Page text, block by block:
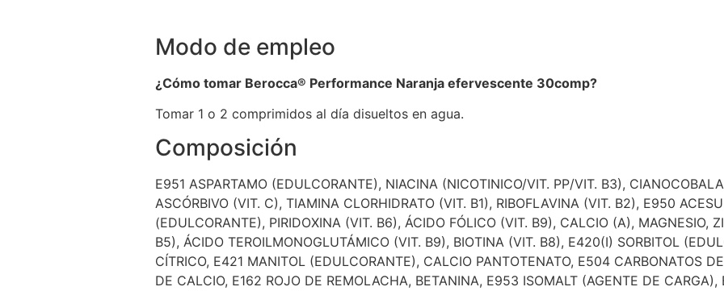
Modo de empleo
¿Cómo tomar Berocca® Performance Naranja efervescente 30comp?
Tomar 1 o 2 comprimidos al día disueltos en agua.
Composición
E951 ASPARTAMO (EDULCORANTE), NIACINA (NICOTINICO/VIT. PP/VIT. B3),
ASCÓRBIVO (VIT. C), TIAMINA CLORHIDRATO (VIT. B1), RIBOFLAVINA (VIT. B2), E950
(EDULCORANTE), PIRIDOXINA (VIT. B6), ÁCIDO FÓLICO (VIT. B9), CALCIO (A), MAGNESIO,
B5), ÁCIDO TEROILMONOGLUTÁMICO (VIT. B9), BIOTINA (VIT. B8), E420(I) SORBITOL
CÍTRICO, E421 MANITOL (EDULCORANTE), CALCIO PANTOTENATO, E504 CARBONATOS
DE CALCIO, E162 ROJO DE REMOLACHA, BETANINA, E953 ISOMALT (AGENTE DE CARGA),